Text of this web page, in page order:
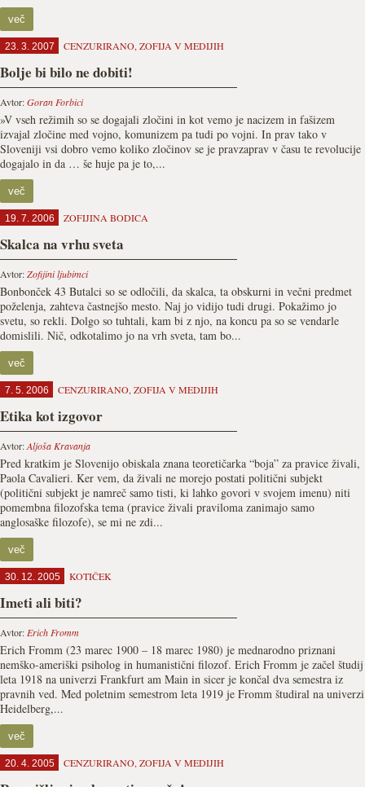
več
23. 3. 2007 CENZURIRANO, ZOFIJA V MEDIJIH
Bolje bi bilo ne dobiti!
Avtor:Goran Forbici
»V vseh režimih so se dogajali zločini in kot vemo je nacizem in fašizem
izvajal zločine med vojno, komunizem pa tudi po vojni. In prav tako v
Sloveniji vsi dobro vemo koliko zločinov se je pravzaprav v času te revolucije
dogajalo in da … še huje pa je to,...
več
19. 7. 2006 ZOFIJINA BODICA
Skalca na vrhu sveta
Avtor:Zofijini ljubimci
Bonbonček 43 Butalci so se odločili, da skalca, ta obskurni in večni predmet
poželenja, zahteva častnejšo mesto. Naj jo vidijo tudi drugi. Pokažimo jo
svetu, so rekli. Dolgo so tuhtali, kam bi z njo, na koncu pa so se vendarle
domislili. Nič, odkotalimo jo na vrh sveta, tam bo...
več
7. 5. 2006 CENZURIRANO, ZOFIJA V MEDIJIH
Etika kot izgovor
Avtor:Aljoša Kravanja
Pred kratkim je Slovenijo obiskala znana teoretičarka “boja” za pravice živali,
Paola Cavalieri. Ker vem, da živali ne morejo postati politični subjekt
(politični subjekt je namreč samo tisti, ki lahko govori v svojem imenu) niti
pomembna filozofska tema (pravice živali praviloma zanimajo samo
anglosaške filozofe), se mi ne zdi...
več
30. 12. 2005 KOTIČEK
Imeti ali biti?
Avtor: Erich Fromm
Erich Fromm (23 marec 1900 – 18 marec 1980) je mednarodno priznani
nemško-ameriški psiholog in humanistični filozof. Erich Fromm je začel študij
leta 1918 na univerzi Frankfurt am Main in sicer je končal dva semestra iz
pravnih ved. Med poletnim semestrom leta 1919 je Fromm študiral na univerzi
Heidelberg,...
več
20. 4. 2005 CENZURIRANO, ZOFIJA V MEDIJIH